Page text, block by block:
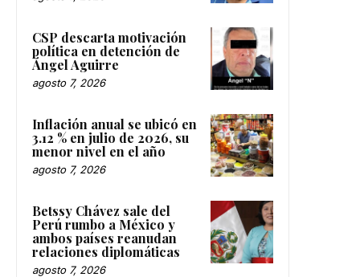
CSP descarta motivación
política en detención de
Ángel Aguirre
agosto 7, 2026
Inflación anual se ubicó en
3.12 % en julio de 2026, su
menor nivel en el año
agosto 7, 2026
Betssy Chávez sale del
Perú rumbo a México y
ambos países reanudan
relaciones diplomáticas
agosto 7, 2026